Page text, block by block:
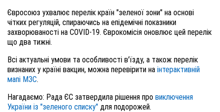
Євросоюз ухвалює перелік країн "зеленої зони" на основі
чітких регуляцій, спираючись на епідемічні показники
захворюваності на COVID-19. Єврокомісія оновлює цей перелік
що два тижні.
Всі актуальні умови та особливості в'їзду, а також перелік
визнаних у країні вакцин, можна перевірити на інтерактивній
мапі МЗС.
Нагадаємо: Рада ЄС затвердила рішення про виключення
України із "зеленого списку" для подорожей.